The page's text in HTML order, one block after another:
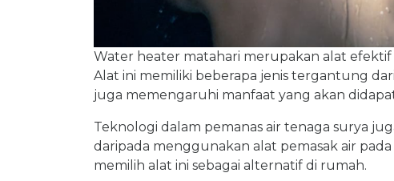
Water heater matahari merupakan alat
Alat ini memiliki beberapa jenis tergantung
juga memengaruhi manfaat yang akan
Teknologi dalam pemanas air tenaga surya
daripada menggunakan alat pemasak air
memilih alat ini sebagai alternatif di rumah.